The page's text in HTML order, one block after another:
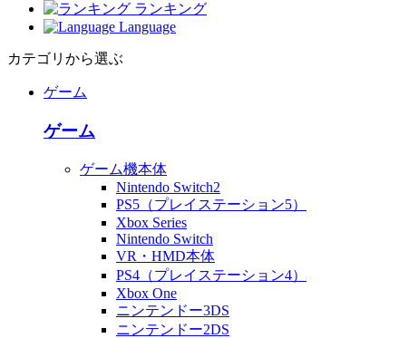
ランキング
Language
カテゴリから選ぶ
ゲーム
ゲーム
ゲーム機本体
Nintendo Switch2
PS5（プレイステーション5）
Xbox Series
Nintendo Switch
VR・HMD本体
PS4（プレイステーション4）
Xbox One
ニンテンドー3DS
ニンテンドー2DS